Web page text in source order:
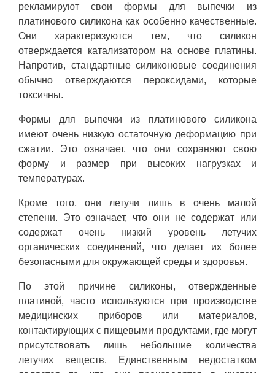
рекламируют свои формы для выпечки из
платинового силикона как особенно качественные.
Они характеризуются тем, что силикон
отверждается катализатором на основе платины.
Напротив, стандартные силиконовые соединения
обычно отверждаются пероксидами, которые
токсичны.
Формы для выпечки из платинового силикона
имеют очень низкую остаточную деформацию при
сжатии. Это означает, что они сохраняют свою
форму и размер при высоких нагрузках и
температурах.
Кроме того, они летучи лишь в очень малой
степени. Это означает, что они не содержат или
содержат очень низкий уровень летучих
органических соединений, что делает их более
безопасными для окружающей среды и здоровья.
По этой причине силиконы, отвержденные
платиной, часто используются при производстве
медицинских приборов или материалов,
контактирующих с пищевыми продуктами, где могут
присутствовать лишь небольшие количества
летучих веществ. Единственным недостатком